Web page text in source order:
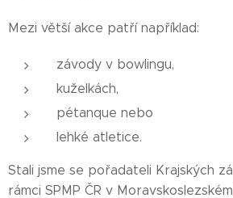
Mezi větší akce patří například:
závody v bowlingu,
kuželkách,
pétanque nebo
lehké atletice.
Stali jsme se pořadateli Krajských
rámci SPMP ČR v